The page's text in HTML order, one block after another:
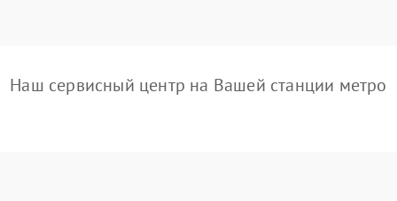
Наш сервисный центр на Вашей станции метро